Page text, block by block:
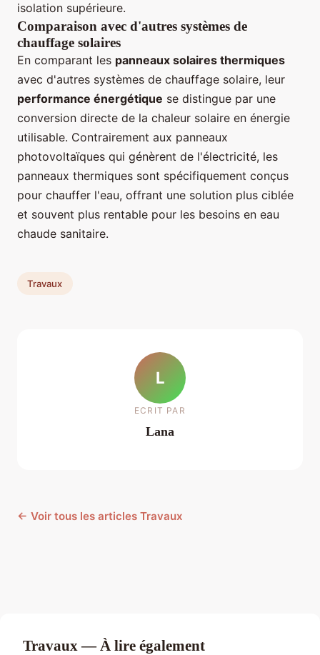
isolation supérieure.
Comparaison avec d'autres systèmes de
chauffage solaires
En comparant les panneaux solaires thermiques
avec d'autres systèmes de chauffage solaire, leur
performance énergétique se distingue par une
conversion directe de la chaleur solaire en énergie
utilisable. Contrairement aux panneaux
photovoltaïques qui génèrent de l'électricité, les
panneaux thermiques sont spécifiquement conçus
pour chauffer l'eau, offrant une solution plus ciblée
et souvent plus rentable pour les besoins en eau
chaude sanitaire.
Travaux
L
ECRIT PAR
Lana
← Voir tous les articles Travaux
Travaux — À lire également